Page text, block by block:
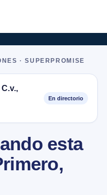
· SUPERPROMISE
En directorio
esta